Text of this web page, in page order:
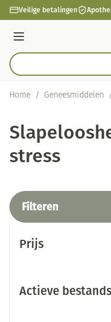
Ga naar de inhoud
Veilige betalingen
Menu
Product, merk,
Home / Geneesmiddelen /
stress
Filteren
Prijs
Actieve